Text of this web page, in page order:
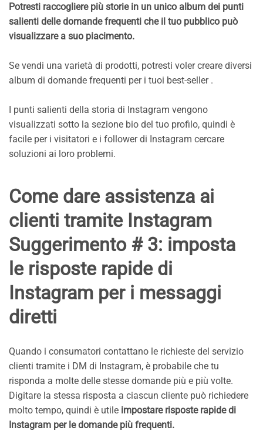
Potresti raccogliere più storie in un unico album dei punti
salienti delle domande frequenti che il tuo pubblico può
visualizzare a suo piacimento.
Se vendi una varietà di prodotti, potresti voler creare diversi
album di domande frequenti per i tuoi best-seller .
I punti salienti della storia di Instagram vengono
visualizzati sotto la sezione bio del tuo profilo, quindi è
facile per i visitatori e i follower di Instagram cercare
soluzioni ai loro problemi.
Come dare assistenza ai
clienti tramite Instagram
Suggerimento # 3: imposta
le risposte rapide di
Instagram per i messaggi
diretti
Quando i consumatori contattano le richieste del servizio
clienti tramite i DM di Instagram, è probabile che tu
risponda a molte delle stesse domande più e più volte.
Digitare la stessa risposta a ciascun cliente può richiedere
molto tempo, quindi è utile impostare risposte rapide di
Instagram per le domande più frequenti.